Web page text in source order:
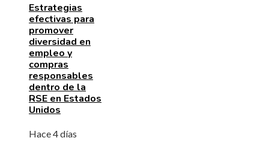
Estrategias
efectivas para
promover
diversidad en
empleo y
compras
responsables
dentro de la
RSE en Estados
Unidos
Hace 4 días